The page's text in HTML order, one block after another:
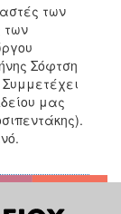
των
των
Σόφτση
μας